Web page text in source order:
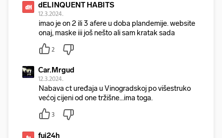
dH dELINQUENT HABITS
12.3.2024.
imao je on 2 ili 3 afere u doba plandemije. website
onaj, maske iii još nešto ali sam kratak sada
2
Car.Mrgud
12.3.2024.
Nabava ct uređaja u Vinogradskoj po višestruko
većoj cijeni od one tržišne...ima toga.
3
fui24h